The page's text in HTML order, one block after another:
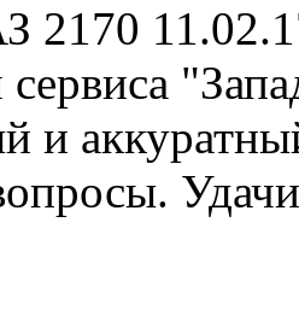
2170
и
Удачи